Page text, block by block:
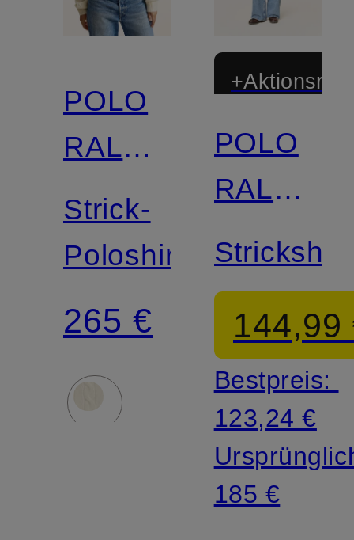
POLO
RALPH
LAUREN
Strick-
Poloshirt
265 €
POLO
RALPH
LAUREN
Strickshirt
144,99
Bestpreis:
123,24 €
185 €